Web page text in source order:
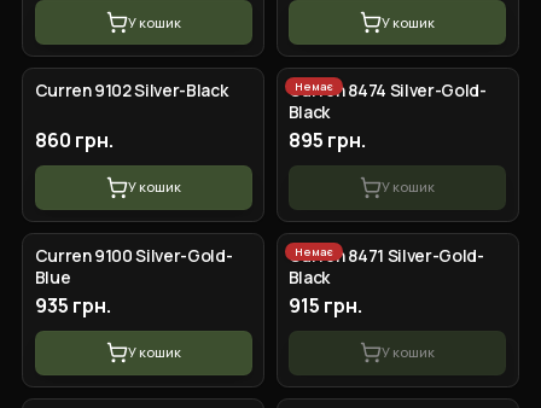
У кошик У кошик
Curren 9102 Silver-Black
860 грн.
У кошик
Немає
Curren 8474 Silver-Gold-
Black
895 грн.
У кошик
Curren 9100 Silver-Gold-
Blue
935 грн.
У кошик
Немає
Curren 8471 Silver-Gold-
Black
915 грн.
У кошик